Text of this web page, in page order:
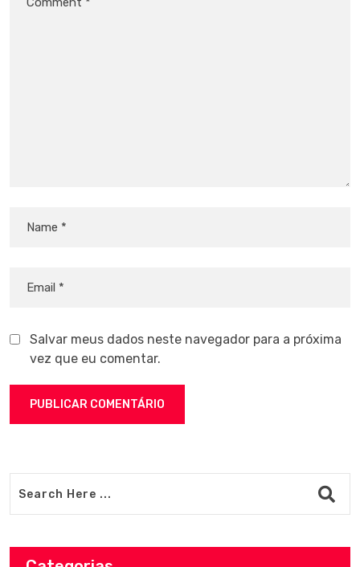
Salvar meus dados neste navegador para a próxima
vez que eu comentar.